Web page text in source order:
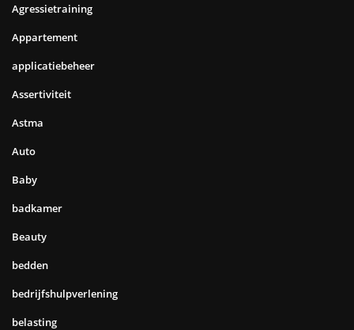
Agressietraining
Appartement
applicatiebeheer
Assertiviteit
Astma
Auto
Baby
badkamer
Beauty
bedden
bedrijfshulpverlening
belasting